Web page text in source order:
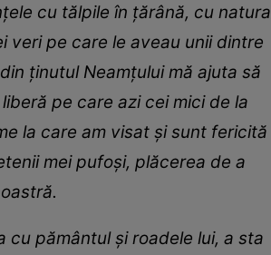
cu tălpile în țărână, cu natura
veri pe care le aveau unii dintre
ținutul Neamțului mă ajuta să
pe care azi cei mici de la
la care am visat și sunt fericită
mei pufoși, plăcerea de a
pământul și roadele lui, a sta